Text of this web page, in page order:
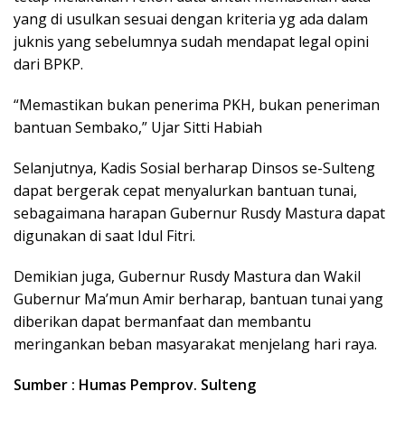
yang di usulkan sesuai dengan kriteria yg ada dalam
juknis yang sebelumnya sudah mendapat legal opini
dari BPKP.
“Memastikan bukan penerima PKH, bukan peneriman
bantuan Sembako,” Ujar Sitti Habiah
Selanjutnya, Kadis Sosial berharap Dinsos se-Sulteng
dapat bergerak cepat menyalurkan bantuan tunai,
sebagaimana harapan Gubernur Rusdy Mastura dapat
digunakan di saat Idul Fitri.
Demikian juga, Gubernur Rusdy Mastura dan Wakil
Gubernur Ma’mun Amir berharap, bantuan tunai yang
diberikan dapat bermanfaat dan membantu
meringankan beban masyarakat menjelang hari raya.
Sumber : Humas Pemprov. Sulteng